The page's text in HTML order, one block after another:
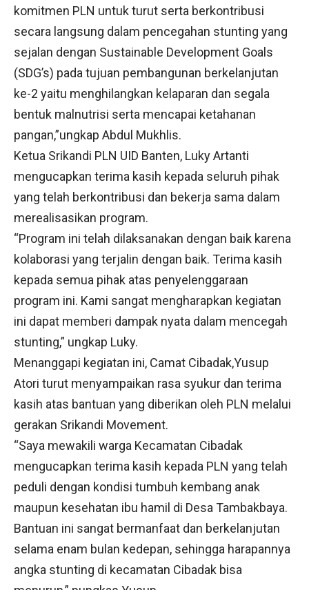
komitmen PLN untuk turut serta berkontribusi
secara langsung dalam pencegahan stunting yang
sejalan dengan Sustainable Development Goals
(SDG’s) pada tujuan pembangunan berkelanjutan
ke-2 yaitu menghilangkan kelaparan dan segala
bentuk malnutrisi serta mencapai ketahanan
pangan,”ungkap Abdul Mukhlis.
Ketua Srikandi PLN UID Banten, Luky Artanti
mengucapkan terima kasih kepada seluruh pihak
yang telah berkontribusi dan bekerja sama dalam
merealisasikan program.
“Program ini telah dilaksanakan dengan baik karena
kolaborasi yang terjalin dengan baik. Terima kasih
kepada semua pihak atas penyelenggaraan
program ini. Kami sangat mengharapkan kegiatan
ini dapat memberi dampak nyata dalam mencegah
stunting,” ungkap Luky.
Menanggapi kegiatan ini, Camat Cibadak,Yusup
Atori turut menyampaikan rasa syukur dan terima
kasih atas bantuan yang diberikan oleh PLN melalui
gerakan Srikandi Movement.
“Saya mewakili warga Kecamatan Cibadak
mengucapkan terima kasih kepada PLN yang telah
peduli dengan kondisi tumbuh kembang anak
maupun kesehatan ibu hamil di Desa Tambakbaya.
Bantuan ini sangat bermanfaat dan berkelanjutan
selama enam bulan kedepan, sehingga harapannya
angka stunting di kecamatan Cibadak bisa